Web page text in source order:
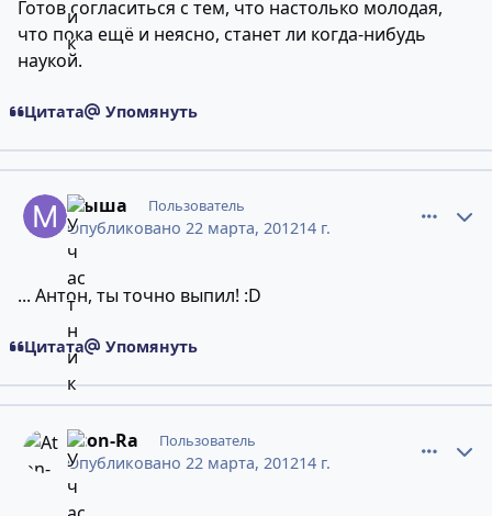
Готов согласиться с тем, что настолько молодая,
что пока ещё и неясно, станет ли когда-нибудь
наукой.
Цитата Упомянуть
Мыша Пользователь
Опубликовано 22 марта, 201214 г.
... Антон, ты точно выпил! :D
Цитата Упомянуть
Aton-Ra Пользователь
Опубликовано 22 марта, 201214 г.